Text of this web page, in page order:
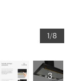
1/8
+3